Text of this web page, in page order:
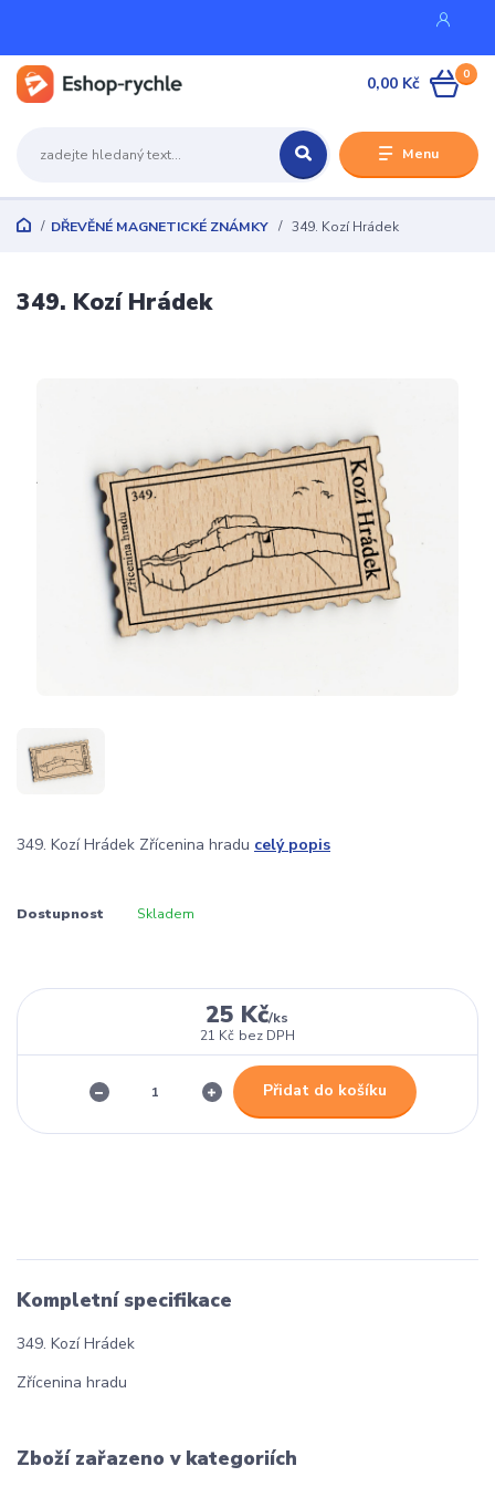
Menu
0
0,00 Kč
DŘEVĚNÉ MAGNETICKÉ ZNÁMKY 349. Kozí Hrádek
349. Kozí Hrádek
349. Kozí Hrádek Zřícenina hradu celý popis
Dostupnost Skladem
25 Kč/ks
21 Kč bez DPH
Přidat do košíku
Kompletní specifikace
349. Kozí Hrádek
Zřícenina hradu
Zboží zařazeno v kategoriích